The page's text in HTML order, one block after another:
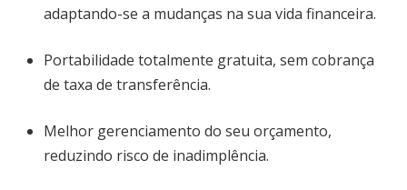
adaptando-se a mudanças na sua vida financeira.
Portabilidade totalmente gratuita, sem cobrança
de taxa de transferência.
Melhor gerenciamento do seu orçamento,
reduzindo risco de inadimplência.